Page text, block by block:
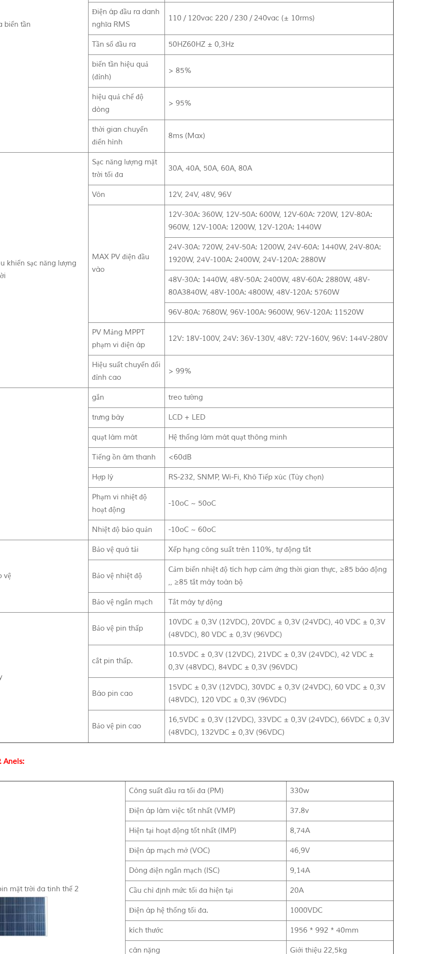
biến tần
Điện áp đầu ra danh
nghĩa RMS
110 / 120vac 220 / 230 / 240vac (± 10rms)
Tần số đầu ra 50HZ60HZ ± 0,3Hz
biến tần hiệu quả
(đỉnh)
> 85%
hiệu quả chế độ
dòng
> 95%
thời gian chuyển
điển hình
8ms (Max)
khiển sạc năng lượng
Sạc năng lượng mặt
trời tối đa
30A, 40A, 50A, 60A, 80A
Vôn 12V, 24V, 48V, 96V
MAX PV điện đầu
vào
12V-30A: 360W, 12V-50A: 600W, 12V-60A: 720W, 12V-80A:
960W, 12V-100A: 1200W, 12V-120A: 1440W
24V-30A: 720W, 24V-50A: 1200W, 24V-60A: 1440W, 24V-80A:
1920W, 24V-100A: 2400W, 24V-120A: 2880W
48V-30A: 1440W, 48V-50A: 2400W, 48V-60A: 2880W, 48V-
80A3840W, 48V-100A: 4800W, 48V-120A: 5760W
96V-80A: 7680W, 96V-100A: 9600W, 96V-120A: 11520W
PV Mảng MPPT
phạm vi điện áp
12V: 18V-100V, 24V: 36V-130V, 48V: 72V-160V, 96V: 144V-280V
Hiệu suất chuyển đổi
đỉnh cao
> 99%
gắn treo tường
trưng bày LCD + LED
quạt làm mát Hệ thống làm mát quạt thông minh
Tiếng ồn âm thanh <60dB
Hợp lý RS-232, SNMP, Wi-Fi, Khô Tiếp xúc (Tùy chọn)
Phạm vi nhiệt độ
hoạt động
-10oC ~ 50oC
Nhiệt độ bảo quản -10oC ~ 60oC
vệ
Bảo vệ quá tải Xếp hạng công suất trên 110%, tự động tắt
Bảo vệ nhiệt độ
Cảm biến nhiệt độ tích hợp cảm ứng thời gian thực, ≥85 báo động
,, ≥85 tắt máy toàn bộ
Bảo vệ ngắn mạch Tắt máy tự động
Bảo vệ pin thấp
10VDC ± 0,3V (12VDC), 20VDC ± 0,3V (24VDC), 40 VDC ± 0,3V
(48VDC), 80 VDC ± 0,3V (96VDC)
cắt pin thấp.
10.5VDC ± 0,3V (12VDC), 21VDC ± 0,3V (24VDC), 42 VDC ±
0,3V (48VDC), 84VDC ± 0,3V (96VDC)
Báo pin cao
15VDC ± 0,3V (12VDC), 30VDC ± 0,3V (24VDC), 60 VDC ± 0,3V
(48VDC), 120 VDC ± 0,3V (96VDC)
Bảo vệ pin cao
16,5VDC ± 0,3V (12VDC), 33VDC ± 0,3V (24VDC), 66VDC ± 0,3V
(48VDC), 132VDC ± 0,3V (96VDC)
Anels:
mặt trời đa tinh thể 2
Công suất đầu ra tối đa (PM) 330w
Điện áp làm việc tốt nhất (VMP) 37.8v
Hiện tại hoạt động tốt nhất (IMP) 8,74A
Điện áp mạch mở (VOC) 46,9V
Dòng điện ngắn mạch (ISC) 9,14A
Cầu chì định mức tối đa hiện tại 20A
Điện áp hệ thống tối đa. 1000VDC
kích thước 1956 * 992 * 40mm
cân nặng Giới thiệu 22,5kg